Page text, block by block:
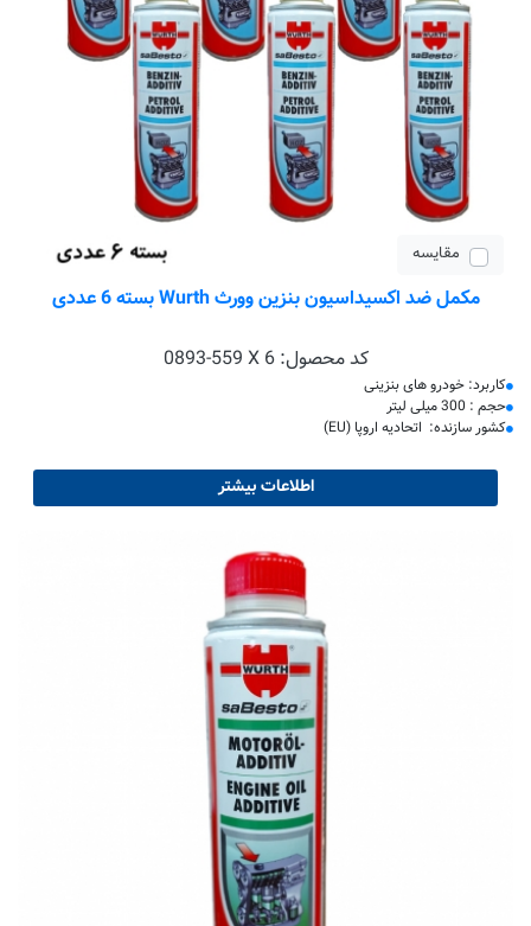
مقایسه
مکمل ضد اکسیداسیون بنزین وورث Wurth بسته 6 عددی
کد محصول:0893-559 X 6
کاربرد: خودرو های بنزینی
حجم : 300 میلی لیتر
کشور سازنده: اتحادیه اروپا (EU)
اطلاعات بیشتر